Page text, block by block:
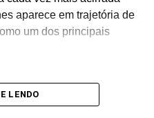
aparece em trajetória de
um dos principais
LENDO